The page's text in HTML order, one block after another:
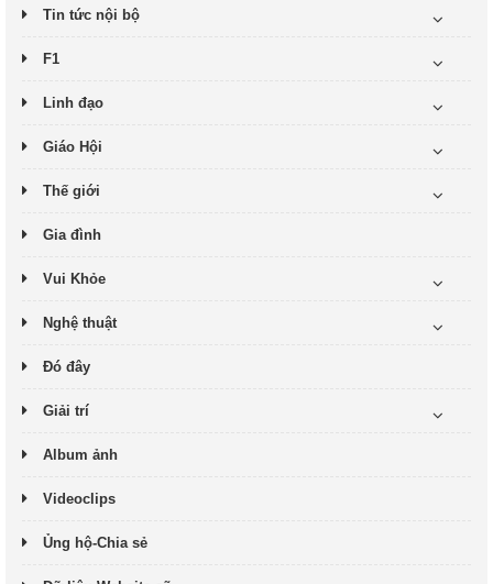
Tin tức nội bộ
F1
Linh đạo
Giáo Hội
Thế giới
Gia đình
Vui Khỏe
Nghệ thuật
Đó đây
Giải trí
Album ảnh
Videoclips
Ủng hộ-Chia sẻ